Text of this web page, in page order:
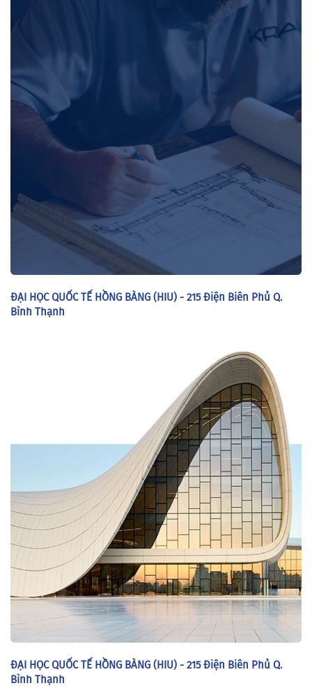
ĐẠI HỌC QUỐC TẾ HỒNG BÀNG (HIU) - 215 Điện Biên Phủ Q.
Bình Thạnh
ĐẠI HỌC QUỐC TẾ HỒNG BÀNG (HIU) - 215 Điện Biên Phủ Q.
Bình Thạnh